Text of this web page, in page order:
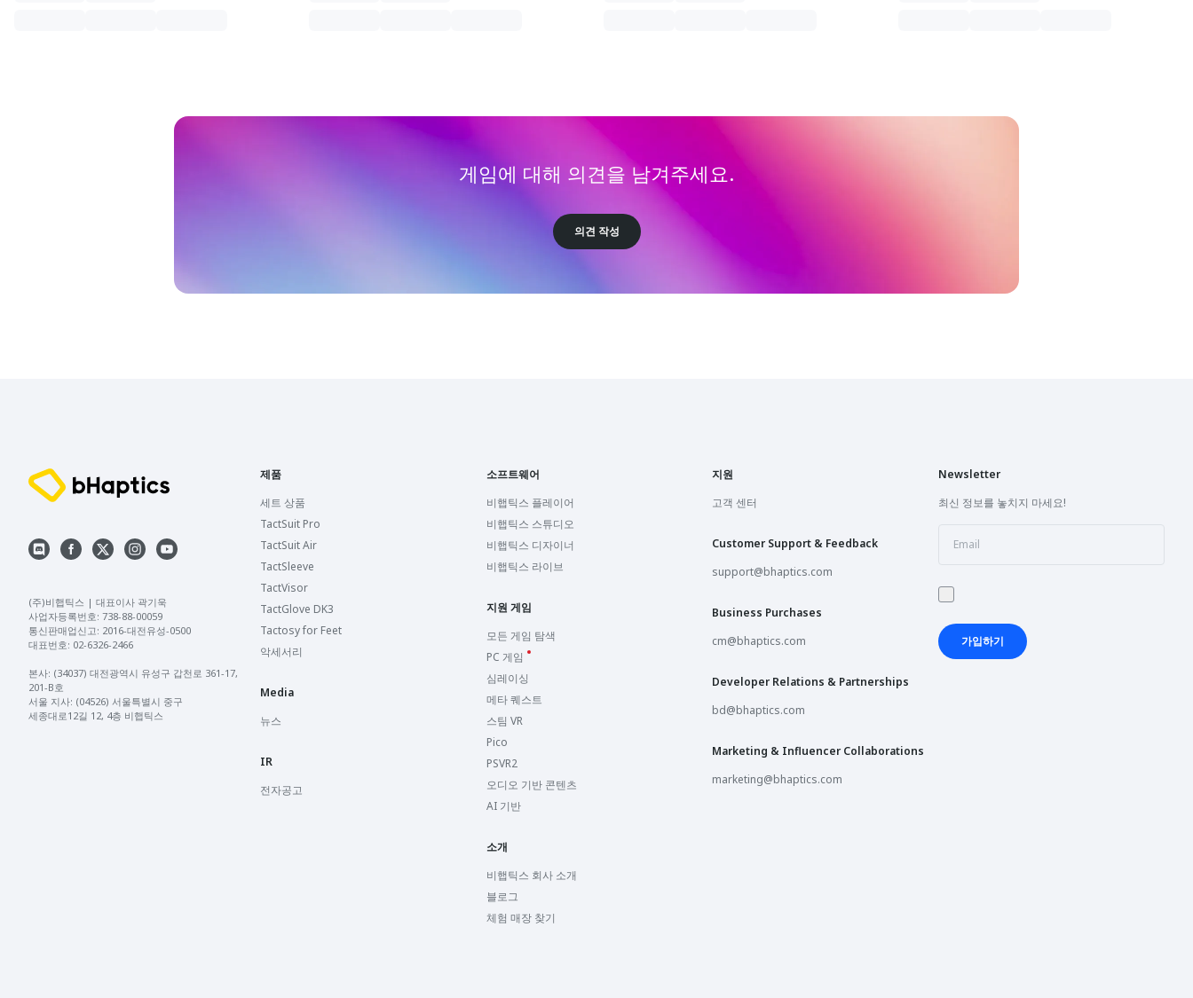
게임에 대해 의견을 남겨주세요.
의견 작성
(주)비햅틱스 | 대표이사 곽기욱
사업자등록번호: 738-88-00059
통신판매업신고: 2016-대전유성-0500
대표번호: 02-6326-2466
본사: (34037) 대전광역시 유성구 갑천로 361-17,
201-B호
서울 지사: (04526) 서울특별시 중구
세종대로12길 12, 4층 비햅틱스
제품
세트 상품
TactSuit Pro
TactSuit Air
TactSleeve
TactVisor
TactGlove DK3
Tactosy for Feet
악세서리
Media
뉴스
IR
전자공고
소프트웨어
비햅틱스 플레이어
비햅틱스 스튜디오
비햅틱스 디자이너
비햅틱스 라이브
지원 게임
모든 게임 탐색
PC 게임
심레이싱
메타 퀘스트
스팀 VR
Pico
PSVR2
오디오 기반 콘텐츠
AI 기반
소개
비햅틱스 회사 소개
블로그
체험 매장 찾기
지원
고객 센터
Customer Support & Feedback
support@bhaptics.com
Business Purchases
cm@bhaptics.com
Developer Relations & Partnerships
bd@bhaptics.com
Marketing & Influencer Collaborations
marketing@bhaptics.com
Newsletter
최신 정보를 놓치지 마세요!
가입하기